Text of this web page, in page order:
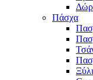
Πάσχα